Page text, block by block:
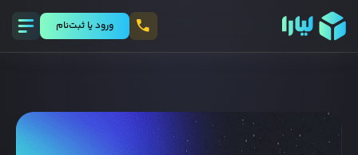
ورود يا ثبت‌نام